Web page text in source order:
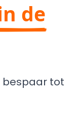
de
bespaar tot